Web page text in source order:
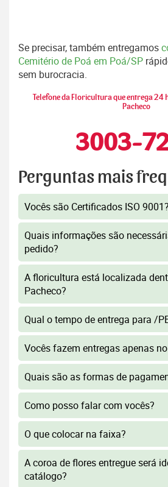
Se precisar, também entregamos
Cemitério de Poá em Poá/SP
sem burocracia.
Telefone da Floricultura que entrega 24
Pacheco
3003-
Perguntas mais
Vocês são Certificados ISO 9001?
Quais informações são
pedido?
A floricultura está localizada
Pacheco?
Qual o tempo de entrega para /
Vocês fazem entregas apenas
Quais são as formas de
Como posso falar com vocês?
O que colocar na faixa?
A coroa de flores entregue será
catálogo?